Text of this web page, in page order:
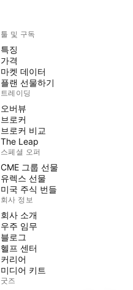
툴 및 구독
특징
가격
마켓 데이터
플랜 선물하기
트레이딩
오버뷰
브로커
브로커 비교
The Leap
스페셜 오퍼
CME 그룹 선물
유렉스 선물
미국 주식 번들
회사 정보
회사 소개
우주 임무
블로그
헬프 센터
커리어
미디어 키트
굿즈